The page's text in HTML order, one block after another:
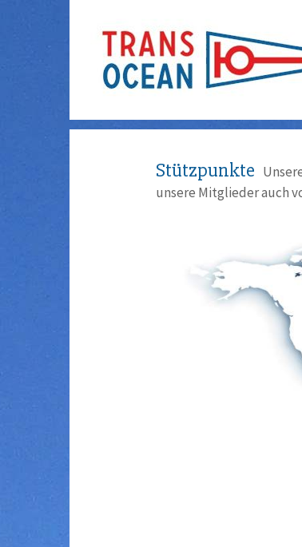
Stützpunkte
unsere Mitglieder auch